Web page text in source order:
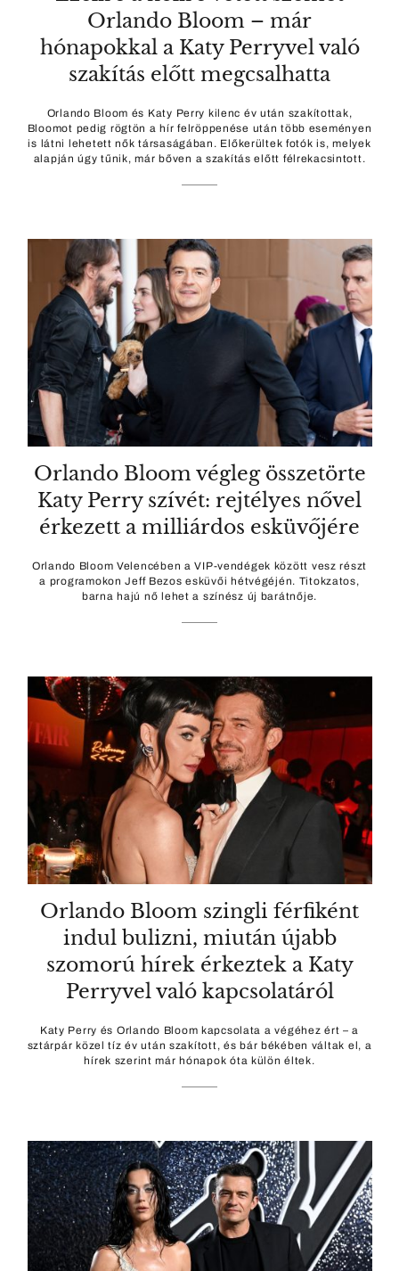
Orlando Bloom – már
hónapokkal a Katy Perryvel való
szakítás előtt megcsalhatta
Orlando Bloom és Katy Perry kilenc év után szakítottak,
Bloomot pedig rögtön a hír felröppenése után több eseményen
is látni lehetett nők társaságában. Előkerültek fotók is, melyek
alapján úgy tűnik, már bőven a szakítás előtt félrekacsintott.
Orlando Bloom végleg összetörte
Katy Perry szívét: rejtélyes nővel
érkezett a milliárdos esküvőjére
Orlando Bloom Velencében a VIP-vendégek között vesz részt
a programokon Jeff Bezos esküvői hétvégéjén. Titokzatos,
barna hajú nő lehet a színész új barátnője.
Orlando Bloom szingli férfiként
indul bulizni, miután újabb
szomorú hírek érkeztek a Katy
Perryvel való kapcsolatáról
Katy Perry és Orlando Bloom kapcsolata a végéhez ért – a
sztárpár közel tíz év után szakított, és bár békében váltak el, a
hírek szerint már hónapok óta külön éltek.